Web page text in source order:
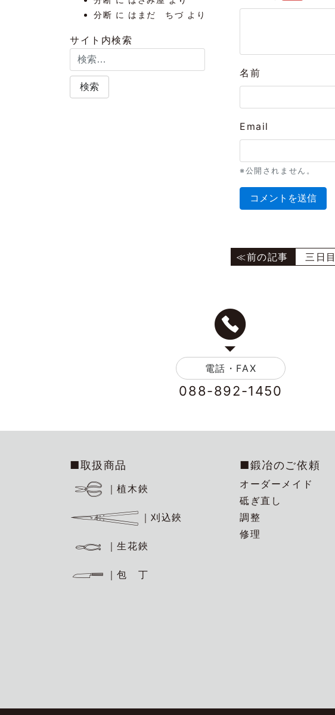
名前
Email
※公開されません。
三日目
分断 に はまだ ちづ より
サイト内検索
電話・FAX
088-892-1450
■取扱商品
｜植木鋏
｜刈込鋏
｜生花鋏
｜包 丁
■鍛冶のご依頼
オーダーメイド
砥ぎ直し
調整
修理